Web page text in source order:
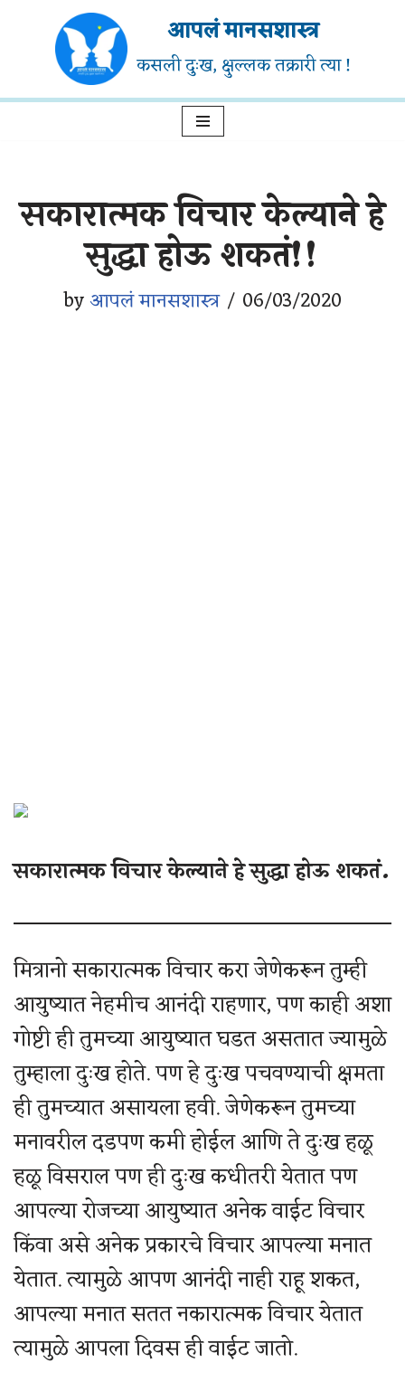
to
आपलं मानसशास्त्र
कसली दुःख, क्षुल्लक तक्रारी त्या !
सकारात्मक विचार केल्याने हे
सुद्धा होऊ शकतं!!
byआपलं मानसशास्त्र 06/03/2020
सकारात्मक विचार केल्याने हे सुद्धा होऊ शकतं.
मित्रानो सकारात्मक विचार करा जेणेकरून तुम्ही
आयुष्यात नेहमीच आनंदी राहणार, पण काही अशा
गोष्टी ही तुमच्या आयुष्यात घडत असतात ज्यामुळे
तुम्हाला दुःख होते. पण हे दुःख पचवण्याची क्षमता
ही तुमच्यात असायला हवी. जेणेकरून तुमच्या
मनावरील दडपण कमी होईल आणि ते दुःख हळू
हळू विसराल पण ही दुःख कधीतरी येतात पण
आपल्या रोजच्या आयुष्यात अनेक वाईट विचार
किंवा असे अनेक प्रकारचे विचार आपल्या मनात
येतात. त्यामुळे आपण आनंदी नाही राहू शकत,
आपल्या मनात सतत नकारात्मक विचार येतात
त्यामुळे आपला दिवस ही वाईट जातो.